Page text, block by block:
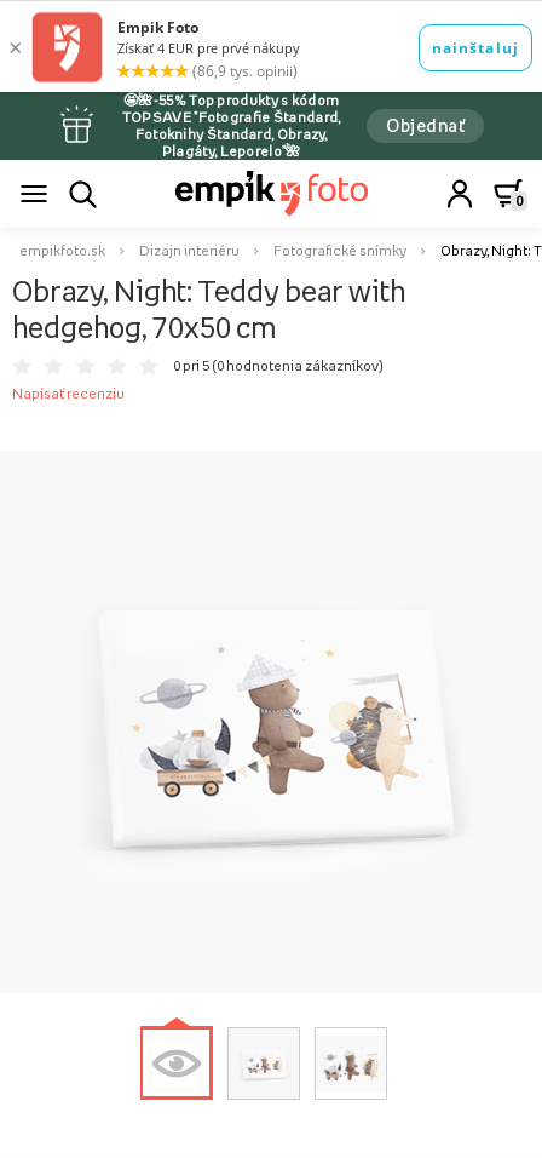
🤩🌺-55% Top produkty s kódom
TOPSAVE *Fotografie Štandard,
Fotoknihy Štandard, Obrazy,
Plagáty, Leporelo*🌺
Objednať
0
empikfoto.sk Dizajn interiéru Fotografické snímky Obrazy, Night:
Obrazy, Night: Teddy bear with
hedgehog, 70x50 cm
0 pri 5 (0 hodnotenia zákazníkov)
Napísať recenziu